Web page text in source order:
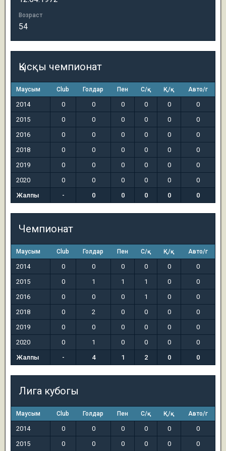
Возраст
54
Қысқы чемпионат
Маусым Club Голдар Пен С/қ Қ/қ Авто/г
2014 0 0 0 0 0
0
2015
0 0 0 0 0
0
2016
0 0 0 0 0
0
2018
0 0 0 0 0
0
2019
0 0 0 0 0
0
2020
0 0 0 0 0
0
Жалпы
- 0 0 0 0 0
Чемпионат
Маусым Club Голдар Пен С/қ Қ/қ Авто/г
2014 0 0 0 0 0
0
2015
0 1 1 1 0
0
2016
0 0 0 1 0
0
2018
0 2 0 0 0
0
2019
0 0 0 0 0
0
2020
0 1 0 0 0
0
Жалпы
- 4 1 2 0 0
Лига кубогы
Маусым Club Голдар Пен С/қ Қ/қ Авто/г
2014 0 0 0 0 0
0
2015
0 0 0 0 0
0